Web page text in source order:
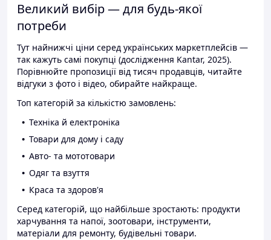
Великий вибір — для будь-якої
потреби
Тут найнижчі ціни серед українських маркетплейсів —
так кажуть самі покупці (дослідження Kantar, 2025).
Порівнюйте пропозиції від тисяч продавців, читайте
відгуки з фото і відео, обирайте найкраще.
Топ категорій за кількістю замовлень:
Техніка й електроніка
Товари для дому і саду
Авто- та мототовари
Одяг та взуття
Краса та здоров'я
Серед категорій, що найбільше зростають: продукти
харчування та напої, зоотовари, інструменти,
матеріали для ремонту, будівельні товари.